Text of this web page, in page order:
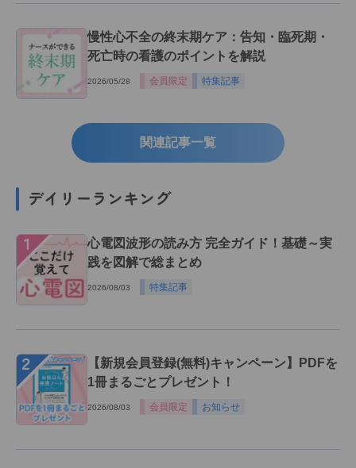
慢性心不全の終末期ケア：告知・臨死期・
死亡時の看護のポイントを解説
2026/05/28 会員限定 特集記事
関連記事一覧
デイリーランキング
１
心電図波形の読み方 完全ガイド！基礎～実
践を図解で総まとめ
2026/08/03 特集記事
２
【新規会員登録(無料)キャンペーン】PDFを
1冊まるごとプレゼント！
2026/08/03 会員限定 お知らせ